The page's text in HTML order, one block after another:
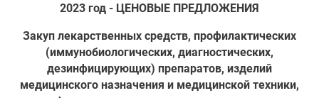
2023 год - ЦЕНОВЫЕ ПРЕДЛОЖЕНИЯ
Закуп лекарственных средств, профилактических
(иммунобиологических, диагностических,
дезинфицирующих) препаратов, изделий
медицинского назначения и медицинской техники,